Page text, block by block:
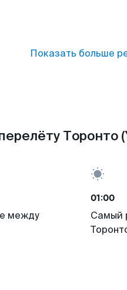
Показать больше
Торонто
между
01:00
Самый